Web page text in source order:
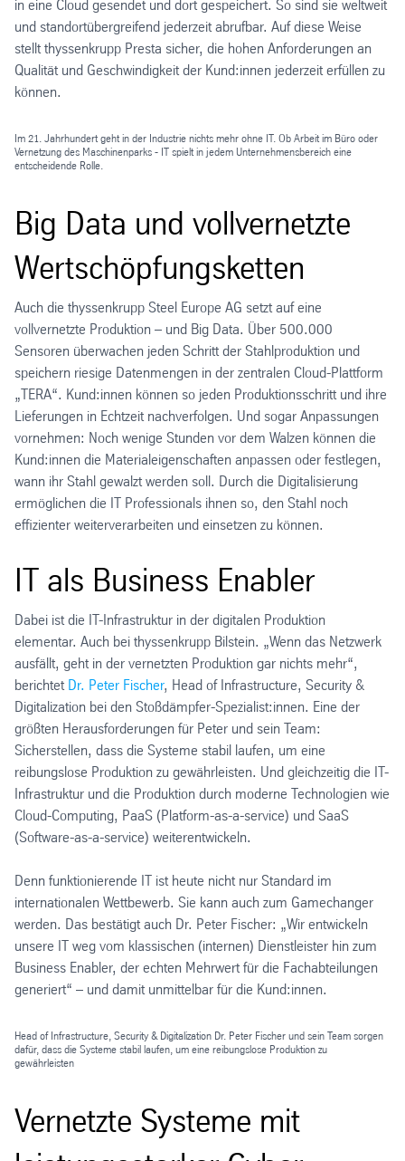
in eine Cloud gesendet und dort gespeichert. So sind sie weltweit
und standortübergreifend jederzeit abrufbar. Auf diese Weise
stellt thyssenkrupp Presta sicher, die hohen Anforderungen an
Qualität und Geschwindigkeit der Kund:innen jederzeit erfüllen zu
können.
Im 21. Jahrhundert geht in der Industrie nichts mehr ohne IT. Ob Arbeit im Büro oder
Vernetzung des Maschinenparks - IT spielt in jedem Unternehmensbereich eine
entscheidende Rolle.
Big Data und vollvernetzte
Wertschöpfungsketten
Auch die thyssenkrupp Steel Europe AG setzt auf eine
vollvernetzte Produktion – und Big Data. Über 500.000
Sensoren überwachen jeden Schritt der Stahlproduktion und
speichern riesige Datenmengen in der zentralen Cloud-Plattform
„TERA“. Kund:innen können so jeden Produktionsschritt und ihre
Lieferungen in Echtzeit nachverfolgen. Und sogar Anpassungen
vornehmen: Noch wenige Stunden vor dem Walzen können die
Kund:innen die Materialeigenschaften anpassen oder festlegen,
wann ihr Stahl gewalzt werden soll. Durch die Digitalisierung
ermöglichen die IT Professionals ihnen so, den Stahl noch
effizienter weiterverarbeiten und einsetzen zu können.
IT als Business Enabler
Dabei ist die IT-Infrastruktur in der digitalen Produktion
elementar. Auch bei thyssenkrupp Bilstein. „Wenn das Netzwerk
ausfällt, geht in der vernetzten Produktion gar nichts mehr“,
berichtet Dr. Peter Fischer, Head of Infrastructure, Security &
Digitalization bei den Stoßdämpfer-Spezialist:innen. Eine der
größten Herausforderungen für Peter und sein Team:
Sicherstellen, dass die Systeme stabil laufen, um eine
reibungslose Produktion zu gewährleisten. Und gleichzeitig die IT-
Infrastruktur und die Produktion durch moderne Technologien wie
Cloud-Computing, PaaS (Platform-as-a-service) und SaaS
(Software-as-a-service) weiterentwickeln.
Denn funktionierende IT ist heute nicht nur Standard im
internationalen Wettbewerb. Sie kann auch zum Gamechanger
werden. Das bestätigt auch Dr. Peter Fischer: „Wir entwickeln
unsere IT weg vom klassischen (internen) Dienstleister hin zum
Business Enabler, der echten Mehrwert für die Fachabteilungen
generiert“ – und damit unmittelbar für die Kund:innen.
Head of Infrastructure, Security & Digitalization Dr. Peter Fischer und sein Team sorgen
dafür, dass die Systeme stabil laufen, um eine reibungslose Produktion zu
gewährleisten
Vernetzte Systeme mit